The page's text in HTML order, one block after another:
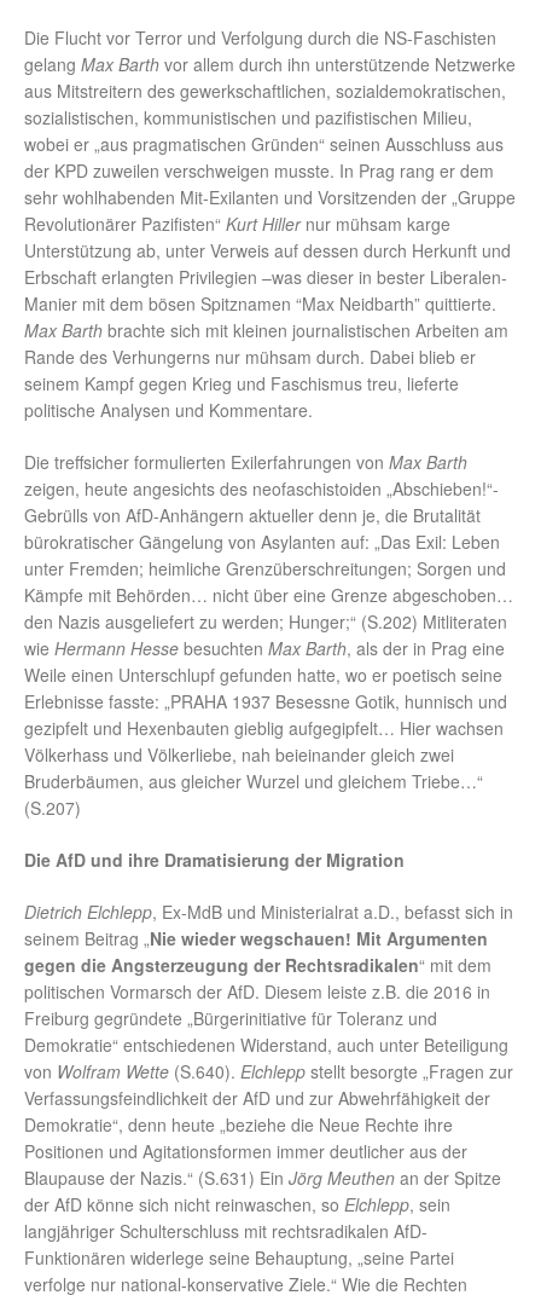
Die Flucht vor Terror und Verfolgung durch die NS-Faschisten
gelang Max Barth vor allem durch ihn unterstützende Netzwerke
aus Mitstreitern des gewerkschaftlichen, sozialdemokratischen,
sozialistischen, kommunistischen und pazifistischen Milieu,
wobei er „aus pragmatischen Gründen“ seinen Ausschluss aus
der KPD zuweilen verschweigen musste. In Prag rang er dem
sehr wohlhabenden Mit-Exilanten und Vorsitzenden der „Gruppe
Revolutionärer Pazifisten“ Kurt Hillernur mühsam karge
Unterstützung ab, unter Verweis auf dessen durch Herkunft und
Erbschaft erlangten Privilegien –was dieser in bester Liberalen-
Manier mit dem bösen Spitznamen “Max Neidbarth” quittierte.
Max Barth brachte sich mit kleinen journalistischen Arbeiten am
Rande des Verhungerns nur mühsam durch. Dabei blieb er
seinem Kampf gegen Krieg und Faschismus treu, lieferte
politische Analysen und Kommentare.
Die treffsicher formulierten Exilerfahrungen von Max Barth
zeigen, heute angesichts des neofaschistoiden „Abschieben!“-
Gebrülls von AfD-Anhängern aktueller denn je, die Brutalität
bürokratischer Gängelung von Asylanten auf: „Das Exil: Leben
unter Fremden; heimliche Grenzüberschreitungen; Sorgen und
Kämpfe mit Behörden… nicht über eine Grenze abgeschoben…
den Nazis ausgeliefert zu werden; Hunger;“ (S.202) Mitliteraten
wie Hermann Hesse besuchten Max Barth, als der in Prag eine
Weile einen Unterschlupf gefunden hatte, wo er poetisch seine
Erlebnisse fasste: „PRAHA 1937 Besessne Gotik, hunnisch und
gezipfelt und Hexenbauten gieblig aufgegipfelt… Hier wachsen
Völkerhass und Völkerliebe, nah beieinander gleich zwei
Bruderbäumen, aus gleicher Wurzel und gleichem Triebe…“
(S.207)
Die AfD und ihre Dramatisierung der Migration
Dietrich Elchlepp, Ex-MdB und Ministerialrat a.D., befasst sich in
seinem Beitrag „Nie wieder wegschauen! Mit Argumenten
gegen die Angsterzeugung der Rechtsradikalen“ mit dem
politischen Vormarsch der AfD. Diesem leiste z.B. die 2016 in
Freiburg gegründete „Bürgerinitiative für Toleranz und
Demokratie“ entschiedenen Widerstand, auch unter Beteiligung
von Wolfram Wette (S.640). Elchlepp stellt besorgte „Fragen zur
Verfassungsfeindlichkeit der AfD und zur Abwehrfähigkeit der
Demokratie“, denn heute „beziehe die Neue Rechte ihre
Positionen und Agitationsformen immer deutlicher aus der
Blaupause der Nazis.“ (S.631) Ein Jörg Meuthen an der Spitze
der AfD könne sich nicht reinwaschen, so Elchlepp, sein
langjähriger Schulterschluss mit rechtsradikalen AfD-
Funktionären widerlege seine Behauptung, „seine Partei
verfolge nur national-konservative Ziele.“ Wie die Rechten